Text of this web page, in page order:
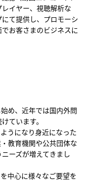
イヤー、視聴解析な
て提供し、プロモーシ
お客さまのビジネスに
め、近年では国内外問
ています。
うになり身近になった
教育機関や公共団体な
ーズが増えてきまし
中心に様々なご要望を